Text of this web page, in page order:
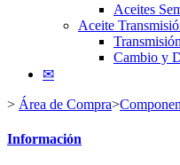
Aceites
Aceite
Cambio y
✉
> Área de Compra>
Información